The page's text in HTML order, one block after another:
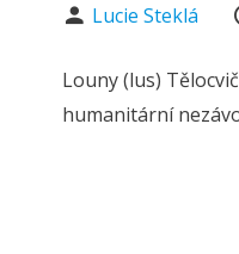
Lucie Steklá
Louny (lus)
humanitární